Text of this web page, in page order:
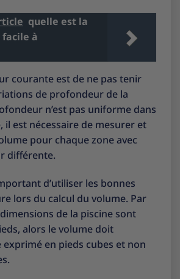
quelle est la
facile à
courante est de ne pas tenir
de profondeur de la
n’est pas uniforme dans
il est nécessaire de mesurer et
pour chaque zone avec
différente.
d’utiliser les bonnes
lors du calcul du volume. Par
de la piscine sont
alors le volume doit
en pieds cubes et non